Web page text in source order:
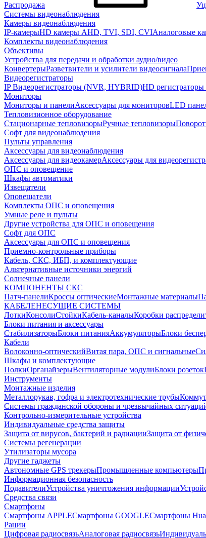
Распродажа
Системы видеонаблюдения
Камеры видеонаблюдения
IP-камерыHD камеры AHD, TVI, SDI, CVIАналоговые
Комплекты видеонаблюдения
Объективы
Устройства для передачи и обработки аудио/видео
КонвертерыРазветвители и усилители видеосигнала
Видеорегистраторы
IP Видеорегистраторы (NVR, HYBRID)HD
Мониторы
Мониторы и панелиАксессуары для мониторовLED
Тепловизионное оборудование
Стационарные тепловизорыРучные тепловизоры
Софт для видеонаблюдения
Пульты управления
Аксессуары для видеонаблюдения
Аксессуары для видеокамерАксессуары для
ОПС и оповещение
Шкафы автоматики
Извещатели
Оповещатели
Комплекты ОПС и оповещения
Умные реле и пульты
Другие устройства для ОПС и оповещения
Софт для ОПС
Аксессуары для ОПС и оповещения
Приемно-контрольные приборы
Кабель, СКС, ИБП, и комплектующие
Альтернативные источники энергий
Солнечные панели
КОМПОНЕНТЫ СКС
Патч-панелиКроссы оптическиеМонтажные материалы
КАБЕЛЕНЕСУЩИЕ СИСТЕМЫ
ЛоткиКонсолиСтойкиКабель-каналыКоробки
Блоки питания и аксессуары
СтабилизаторыБлоки питанияАккумуляторыБлоки
Кабели
Волоконно-оптическийВитая пара, ОПС и сигнальные
Шкафы и комплектующие
ПолкиОрганайзерыВентиляторные модулиБлоки розеток
Инструменты
Монтажные изделия
Металлорукав, гофра и электротехнические трубы
Системы гражданской обороны и чрезвычайных
Контрольно-измерительные устройства
Индивидуальные средства защиты
Защита от вирусов, бактерий и радиацииЗащита от
Системы регенерации
Утилизаторы мусора
Другие гаджеты
Автономные GPS трекерыПромышленные компьютеры
Информационная безопасность
ПодавителиУстройства уничтожения информации
Средства связи
Смартфоны
Смартфоны APPLEСмартфоны GOOGLEСмартфоны
Рации
Цифровая радиосвязьАналоговая радиосвязь